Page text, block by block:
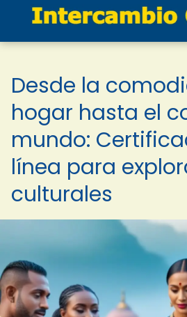
Desde la
hogar hasta el
mundo:
línea para
culturales